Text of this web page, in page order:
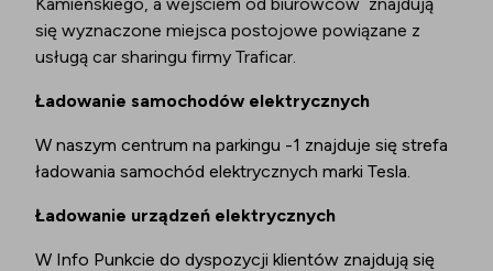
się wyznaczone miejsca postojowe powiązane z
usługą car sharingu firmy Traficar.
Ładowanie samochodów elektrycznych
W naszym centrum na parkingu -1 znajduje się strefa
ładowania samochód elektrycznych marki Tesla.
Ładowanie urządzeń elektrycznych
W Info Punkcie do dyspozycji klientów znajdują się